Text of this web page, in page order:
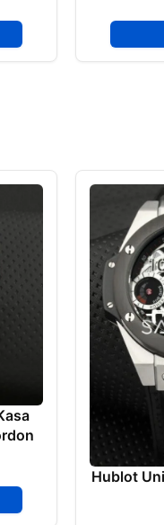
Hublot Unico Tourbillon Gümüş